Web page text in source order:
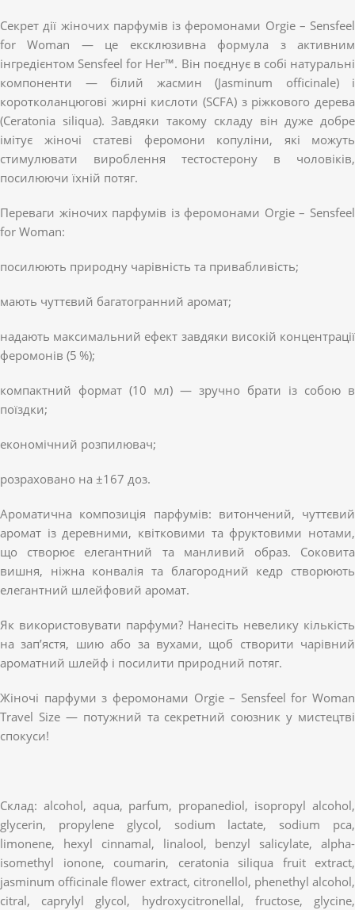
Секрет дії жіночих парфумів із феромонами Orgie – Sensfeel
for Woman — це ексклюзивна формула з активним
інгредієнтом Sensfeel for Her™. Він поєднує в собі натуральні
компоненти — білий жасмин (Jasminum officinale) і
коротколанцюгові жирні кислоти (SCFA) з ріжкового дерева
(Ceratonia siliqua). Завдяки такому складу він дуже добре
імітує жіночі статеві феромони копуліни, які можуть
стимулювати вироблення тестостерону в чоловіків,
посилюючи їхній потяг.
Переваги жіночих парфумів із феромонами Orgie – Sensfeel
for Woman:
посилюють природну чарівність та привабливість;
мають чуттєвий багатогранний аромат;
надають максимальний ефект завдяки високій концентрації
феромонів (5 %);
компактний формат (10 мл) — зручно брати із собою в
поїздки;
економічний розпилювач;
розраховано на ±167 доз.
Ароматична композиція парфумів: витончений, чуттєвий
аромат із деревними, квітковими та фруктовими нотами,
що створює елегантний та манливий образ. Соковита
вишня, ніжна конвалія та благородний кедр створюють
елегантний шлейфовий аромат.
Як використовувати парфуми? Нанесіть невелику кількість
на зап’ястя, шию або за вухами, щоб створити чарівний
ароматний шлейф і посилити природний потяг.
Жіночі парфуми з феромонами Orgie – Sensfeel for Woman
Travel Size — потужний та секретний союзник у мистецтві
спокуси!
Склад: alcohol, aqua, parfum, propanediol, isopropyl alcohol,
glycerin, propylene glycol, sodium lactate, sodium pca,
limonene, hexyl cinnamal, linalool, benzyl salicylate, alpha-
isomethyl ionone, coumarin, ceratonia siliqua fruit extract,
jasminum officinale flower extract, citronellol, phenethyl alcohol,
citral, caprylyl glycol, hydroxycitronellal, fructose, glycine,